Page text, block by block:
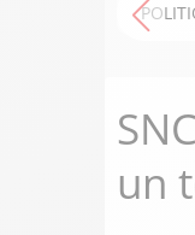
un